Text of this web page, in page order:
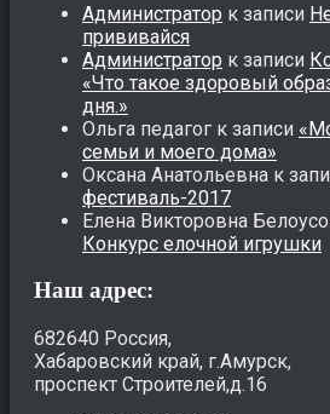
Администратор к записи
прививайся
Администратор к записи
«Что такое здоровый
дня.»
Ольга педагог к записи
семьи и моего дома»
Оксана Анатольевна к
фестиваль-2017
Елена Викторовна
Конкурс елочной игрушки
Наш адрес:
682640 Россия,
Хабаровский край, г.Амурск,
проспект Строителей,д.16